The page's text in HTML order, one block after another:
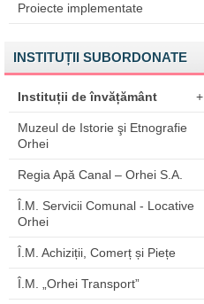
Proiecte implementate
INSTITUȚII SUBORDONATE
Instituții de învățământ +
Muzeul de Istorie şi Etnografie
Orhei
Regia Apă Canal – Orhei S.A.
Î.M. Servicii Comunal - Locative
Orhei
Î.M. Achiziții, Comerț și Piețe
Î.M. „Orhei Transport”